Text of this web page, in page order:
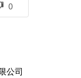
0
公司